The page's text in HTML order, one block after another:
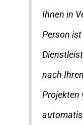
Ihnen in
Person
nach
Projekten